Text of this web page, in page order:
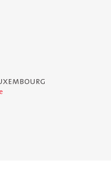
Luxembourg - Service